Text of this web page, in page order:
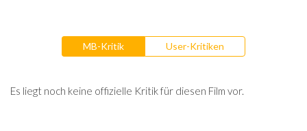
MB-Kritik User-Kritiken
Es liegt noch keine offizielle Kritik für diesen Film vor.